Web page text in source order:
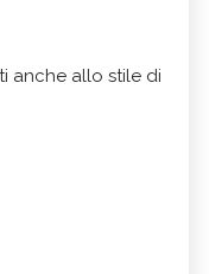
anche allo stile di